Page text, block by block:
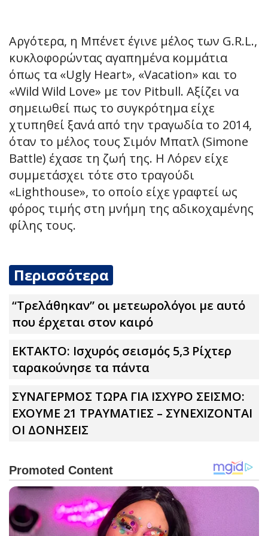
Αργότερα, η Μπένετ έγινε μέλος των G.R.L.,
κυκλοφορώντας αγαπημένα κομμάτια
όπως τα «Ugly Heart», «Vacation» και το
«Wild Wild Love» με τον Pitbull. Αξίζει να
σημειωθεί πως το συγκρότημα είχε
χτυπηθεί ξανά από την τραγωδία το 2014,
όταν το μέλος τους Σιμόν Μπατλ (Simone
Battle) έχασε τη ζωή της. Η Λόρεν είχε
συμμετάσχει τότε στο τραγούδι
«Lighthouse», το οποίο είχε γραφτεί ως
φόρος τιμής στη μνήμη της αδικοχαμένης
φίλης τους.
Περισσότερα
“Τρελάθηκαν” οι μετεωρολόγοι με αυτό
που έρχεται στον καιρό
ΕΚΤΑΚΤΟ: Ισχυρός σεισμός 5,3 Ρίχτερ
ταρακούνησε τα πάντα
ΣΥΝΑΓΕΡΜΟΣ ΤΩΡΑ ΓΙΑ ΙΣΧΥΡΟ ΣΕΙΣΜΟ:
ΕΧΟΥΜΕ 21 ΤΡΑΥΜΑΤΙΕΣ – ΣΥΝΕΧΙΖΟΝΤΑΙ
ΟΙ ΔΟΝΗΣΕΙΣ